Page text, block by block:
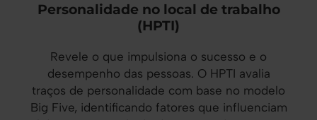
Personalidade no local de trabalho
(HPTI)
Revele o que impulsiona o sucesso e o
desempenho das pessoas. O HPTI avalia
traços de personalidade com base no modelo
Big Five, identificando fatores que influenciam